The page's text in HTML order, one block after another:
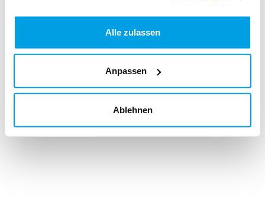
Alle zulassen
Anpassen
Ablehnen